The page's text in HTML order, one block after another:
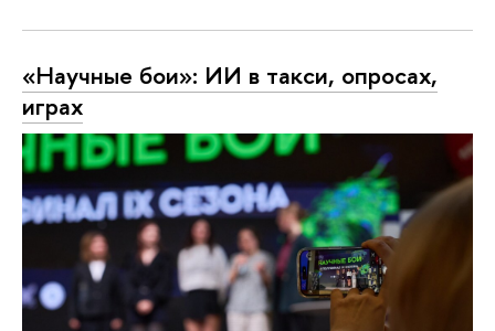
«Научные бои»: ИИ в такси, опросах,
играх